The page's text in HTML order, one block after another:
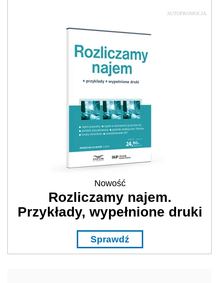
AUTOPROMOCJA
Nowość
Rozliczamy najem.
Przykłady, wypełnione druki
Sprawdź